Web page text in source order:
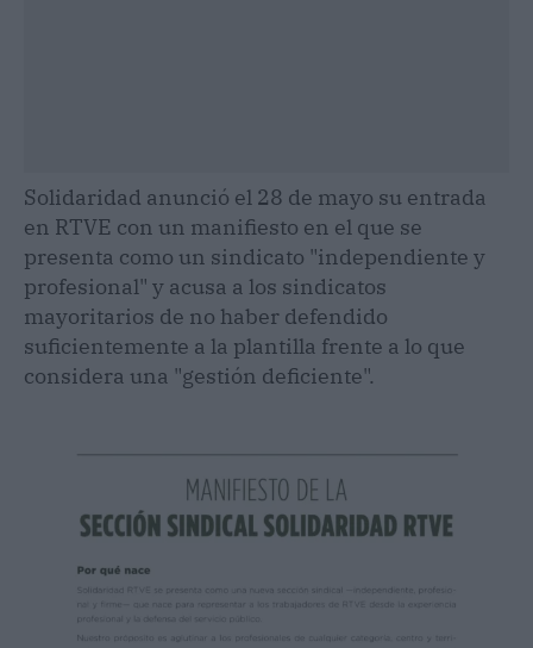
Solidaridad anunció el 28 de mayo su entrada
en RTVE con un manifiesto en el que se
presenta como un sindicato "independiente y
profesional" y acusa a los sindicatos
mayoritarios de no haber defendido
suficientemente a la plantilla frente a lo que
considera una "gestión deficiente".